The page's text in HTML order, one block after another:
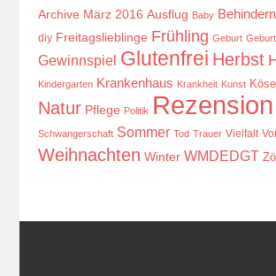
Archive März 2016 Ausflug Baby
diy Freitagslieblinge Frühling Geburt
Gewinnspiel Glutenfrei Herbst
Kindergarten Krankenhaus Krankheit Kunst Kösel
Natur Pflege Politik Rezension
Schwangerschaft Sommer Tod Trauer Vielfalt
Weihnachten Winter WMDEDGT